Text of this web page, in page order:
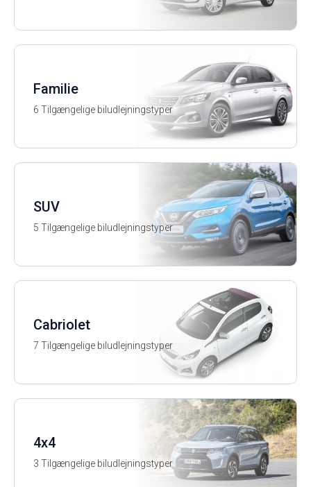
Familie
6 Tilgængelige biludlejningstyper
SUV
5 Tilgængelige biludlejningstyper
Cabriolet
7 Tilgængelige biludlejningstyper
4x4
3 Tilgængelige biludlejningstyper